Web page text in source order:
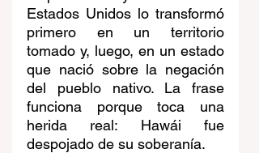
Estados Unidos lo transformó
primero en un territorio
tomado y, luego, en un estado
que nació sobre la negación
del pueblo nativo. La frase
funciona porque toca una
herida real: Hawái fue
despojado de su soberanía.